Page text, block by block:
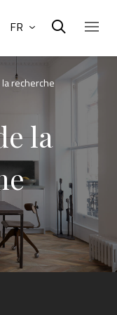
FR
recherche
la